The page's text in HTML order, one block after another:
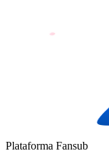
Plataforma Fansub